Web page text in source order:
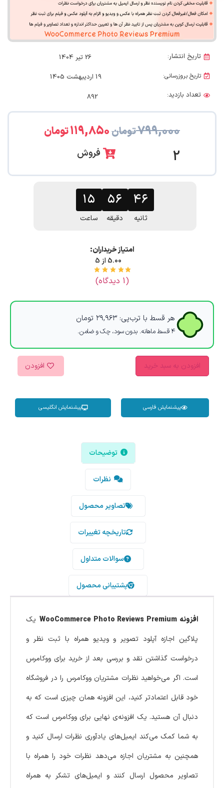
تاریخ انتشار: 26 تیر 1404
تاریخ بروزرسانی:
19 اردیبهشت 1405
تعداد بازدید:
892
۷۹۹,۰۰۰تومان۱۱۹,۸۵۰تومان
2 فروش
۱۵
ساعت
۵۶
دقیقه ثانیه
امتیاز خریداران:
5.00 از 5
(
1 دیدگاه)
هر قسط با ترب‌پی: ۲۹,۹۶۳ تومان
۴ قسط ماهانه. بدون سود، چک و ضامن.
افزودن به سبد خرید افزودن
پیشنمایش فارسی پیشنمایش انگلیسی
توضیحات
نظرات
تصاویر محصول
تاریخچه تغییرات
سوالات متداول
پشتیبانی محصول
افزونه WooCommerce Photo Reviews Premium
یک
پلاگین اجازه آپلود تصویر و ویدیو همراه با ثبت نظر و
درخواست گذاشتن نقد و بررسی بعد از خرید برای ووکامرس
است. اگر می‌خواهید نظرات مشتریان ووکامرس را در فروشگاه
خود قابل اعتمادتر کنید، این افزونه همان چیزی است که به
دنبال آن هستید. یک افزونه‌ی نهایی برای ووکامرس است که
به شما کمک می‌کند ایمیل‌های یادآوری نظرات ارسال کنید و
همچنین به مشتریان اجازه می‌دهد نظرات خود را همراه با
تصاویر محصول ارسال کنند و ایمیل‌های تشکر به همراه